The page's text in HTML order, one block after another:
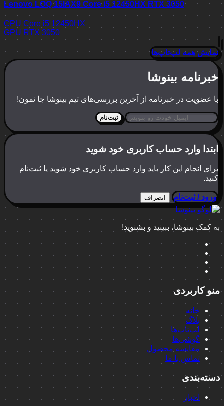
Lenovo LOQ 15IAX9 Core i5 12450HX RTX 3050
CPU Core i5 12450HX
GPU RTX 3050
نمایش همه لپ‌تاپ‌ها
خبرنامه بینوشا
با عضویت در خبرنامه از آخرین بررسی‌های تیم بینوشا جا نمون!
ثبت‌نام
ابتدا وارد حساب کاربری خود شوید
برای انجام این کار باید وارد حساب کاربری خود شوید یا ثبت‌نام
کنید.
ورود / ثبت‌نام انصراف
به کمک بینوشا، ببینید و بشنوید!
منو کاربردی
خانه
بلاگ
لپ‌تاپ‌ها
گوشی‌ها
مقایسه محصول
تماس با ما
دسته‌بندی
اخبار